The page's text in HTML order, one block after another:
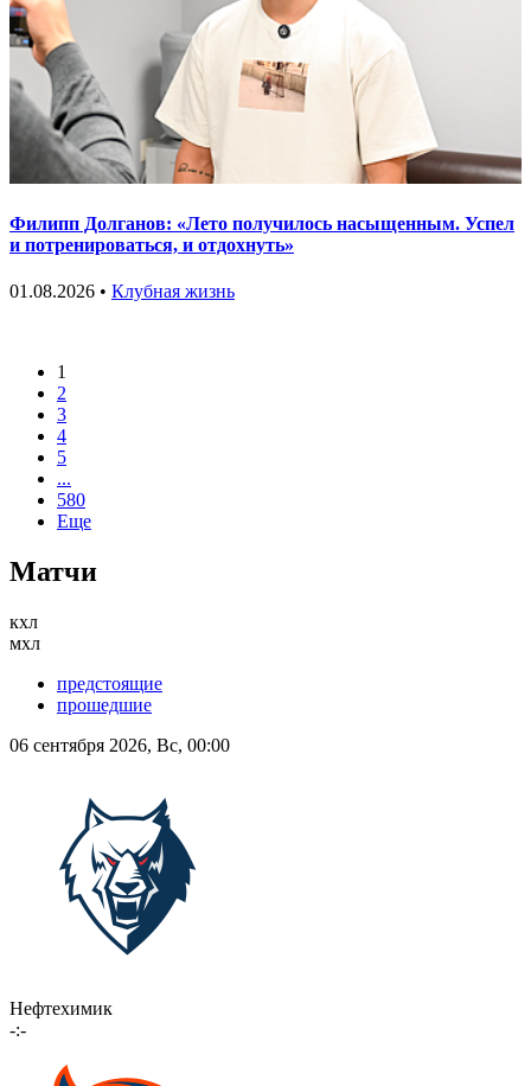
Филипп Долганов: «Лето получилось насыщенным. Успел
и потренироваться, и отдохнуть»
01.08.2026 • Клубная жизнь
1
2
3
4
5
...
580
Еще
Матчи
кхл
мхл
предстоящие
прошедшие
06 сентября 2026, Вс, 00:00
Нефтехимик
-:-